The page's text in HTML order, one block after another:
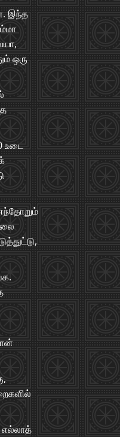
இந்த
ஒரு
உடை